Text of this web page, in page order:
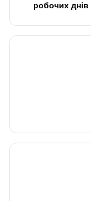
робочих днів